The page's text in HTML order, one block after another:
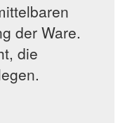
der Ware.
die